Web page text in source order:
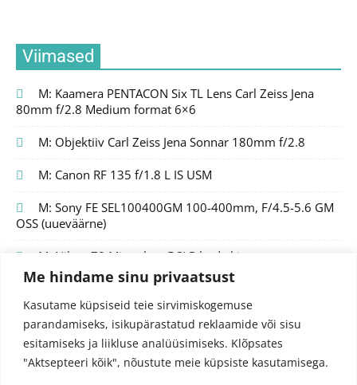
Me hindame sinu privaatsust
Kasutame küpsiseid teie sirvimiskogemuse
parandamiseks, isikupärastatud reklaamide või sisu
esitamiseks ja liikluse analüüsimiseks. Klõpsates
"Aktsepteeri kõik", nõustute meie küpsiste kasutamisega.
Viimased
M: Kaamera PENTACON Six TL Lens Carl Zeiss Jena
80mm f/2.8 Medium format 6×6
M: Objektiiv Carl Zeiss Jena Sonnar 180mm f/2.8
M: Canon RF 135 f/1.8 L IS USM
M: Sony FE SEL100400GM 100-400mm, F/4.5-5.6 GM
OSS (uueväärne)
M: Nikon Z8 Mirrorless DSLR body kit